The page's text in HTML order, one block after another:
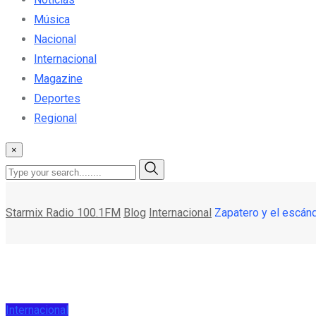
Música
Nacional
Internacional
Magazine
Deportes
Regional
×
Starmix Radio 100.1FM Blog Internacional Zapatero y el
Internacional